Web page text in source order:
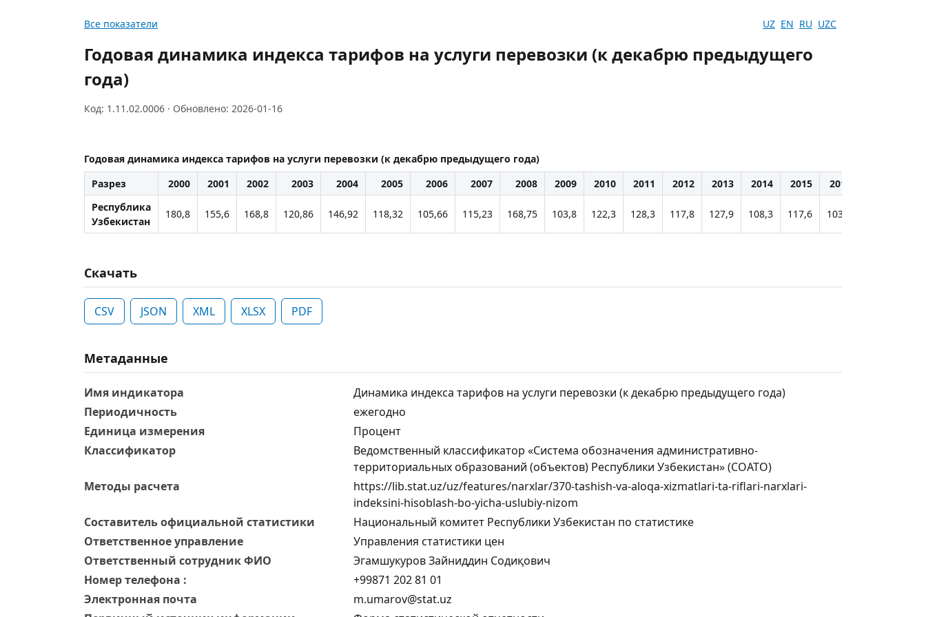
Все показатели UZ EN RU UZC
Годовая динамика индекса тарифов на услуги перевозки (к декабрю предыдущего
года)
Код: 1.11.02.0006 · Обновлено: 2026-01-16
Годовая динамика индекса тарифов на услуги перевозки (к декабрю предыдущего года)
Разрез
2000 2001 2002 2003 2004 2005 2006 2007 2008 2009 2010 2011 2012 2013 2014 2015 2016
Республика
Узбекистан
180,8 155,6 168,8 120,86 146,92 118,32 105,66 115,23 168,75 103,8 122,3 128,3 117,8 127,9 108,3 117,6 103,5
Скачать
CSV JSON XML XLSX PDF
Метаданные
Имя индикатора
Динамика индекса тарифов на услуги перевозки (к декабрю предыдущего года)
Периодичность
ежегодно
Единица измерения
Процент
Классификатор
Ведомственный классификатор «Система обозначения административно-
территориальных образований (объектов) Республики Узбекистан» (СОАТО)
Методы расчета
https://lib.stat.uz/uz/features/narxlar/370-tashish-va-aloqa-xizmatlari-ta-riflari-narxlari-
indeksini-hisoblash-bo-yicha-uslubiy-nizom
Составитель официальной статистики
Национальный комитет Республики Узбекистан по статистике
Ответственное управление
Управления статистики цен
Oтветственный сотрудник ФИО
Эгамшукуров Зайниддин Содиқович
Номер телефона :
+99871 202 81 01
Электронная почта
m.umarov@stat.uz